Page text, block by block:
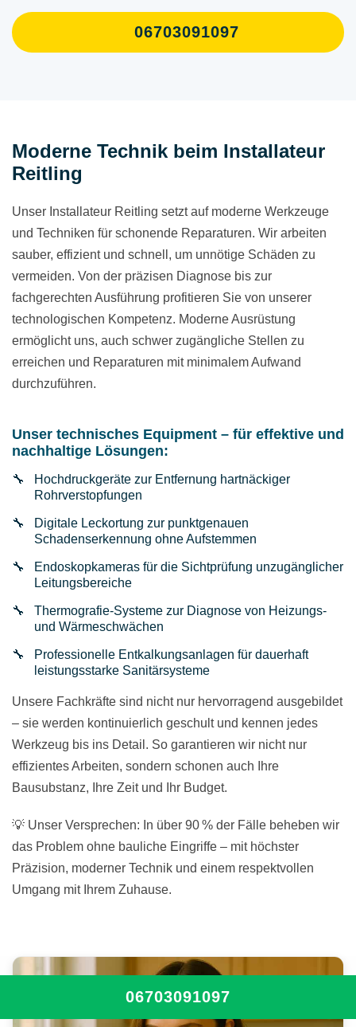
06703091097
Moderne Technik beim Installateur
Reitling
Unser Installateur Reitling setzt auf moderne Werkzeuge
und Techniken für schonende Reparaturen. Wir arbeiten
sauber, effizient und schnell, um unnötige Schäden zu
vermeiden. Von der präzisen Diagnose bis zur
fachgerechten Ausführung profitieren Sie von unserer
technologischen Kompetenz. Moderne Ausrüstung
ermöglicht uns, auch schwer zugängliche Stellen zu
erreichen und Reparaturen mit minimalem Aufwand
durchzuführen.
Unser technisches Equipment – für effektive und
nachhaltige Lösungen:
Hochdruckgeräte zur Entfernung hartnäckiger
Rohrverstopfungen
Digitale Leckortung zur punktgenauen
Schadenserkennung ohne Aufstemmen
Endoskopkameras für die Sichtprüfung unzugänglicher
Leitungsbereiche
Thermografie-Systeme zur Diagnose von Heizungs-
und Wärmeschwächen
Professionelle Entkalkungsanlagen für dauerhaft
leistungsstarke Sanitärsysteme
Unsere Fachkräfte sind nicht nur hervorragend ausgebildet
– sie werden kontinuierlich geschult und kennen jedes
Werkzeug bis ins Detail. So garantieren wir nicht nur
effizientes Arbeiten, sondern schonen auch Ihre
Bausubstanz, Ihre Zeit und Ihr Budget.
💡 Unser Versprechen: In über 90 % der Fälle beheben wir
das Problem ohne bauliche Eingriffe – mit höchster
Präzision, moderner Technik und einem respektvollen
Umgang mit Ihrem Zuhause.
06703091097